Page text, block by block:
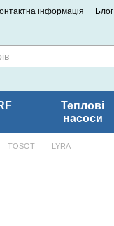
інформація Блог
Теплові
насоси
TOSOT LYRA